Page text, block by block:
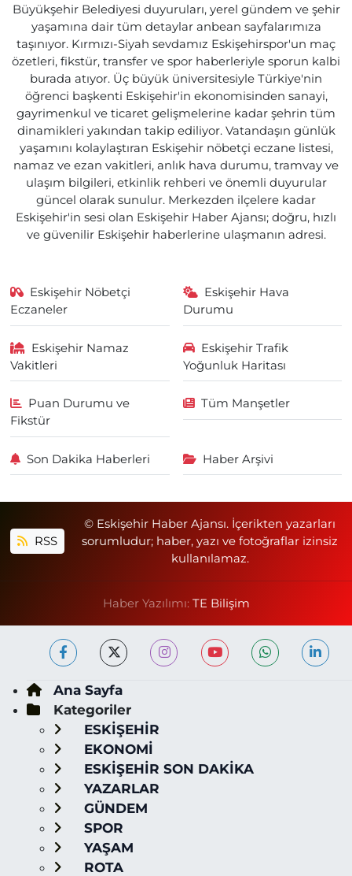
Büyükşehir Belediyesi duyuruları, yerel gündem ve şehir
yaşamına dair tüm detaylar anbean sayfalarımıza
taşınıyor. Kırmızı-Siyah sevdamız Eskişehirspor'un maç
özetleri, fikstür, transfer ve spor haberleriyle sporun kalbi
burada atıyor. Üç büyük üniversitesiyle Türkiye'nin
öğrenci başkenti Eskişehir'in ekonomisinden sanayi,
gayrimenkul ve ticaret gelişmelerine kadar şehrin tüm
dinamikleri yakından takip ediliyor. Vatandaşın günlük
yaşamını kolaylaştıran Eskişehir nöbetçi eczane listesi,
namaz ve ezan vakitleri, anlık hava durumu, tramvay ve
ulaşım bilgileri, etkinlik rehberi ve önemli duyurular
güncel olarak sunulur. Merkezden ilçelere kadar
Eskişehir'in sesi olan Eskişehir Haber Ajansı; doğru, hızlı
ve güvenilir Eskişehir haberlerine ulaşmanın adresi.
Eskişehir Nöbetçi
Eczaneler
Eskişehir Hava
Durumu
Eskişehir Namaz
Vakitleri
Eskişehir Trafik
Yoğunluk Haritası
Puan Durumu ve
Fikstür
Tüm Manşetler
Son Dakika Haberleri Haber Arşivi
RSS
© Eskişehir Haber Ajansı. İçerikten yazarları
sorumludur; haber, yazı ve fotoğraflar izinsiz
kullanılamaz.
Haber Yazılımı: TE Bilişim
Ana Sayfa
Kategoriler
ESKİŞEHİR
EKONOMİ
ESKİŞEHİR SON DAKİKA
YAZARLAR
GÜNDEM
SPOR
YAŞAM
ROTA